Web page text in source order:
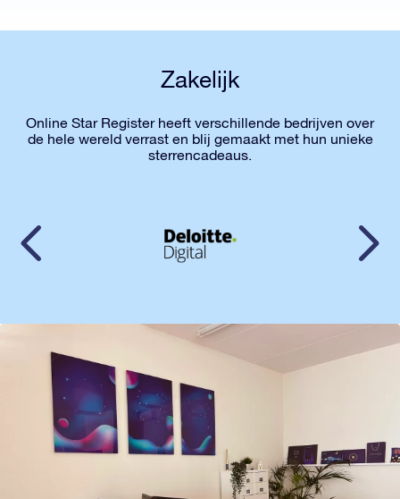
Zakelijk
Online Star Register heeft verschillende bedrijven over
de hele wereld verrast en blij gemaakt met hun unieke
sterrencadeaus.